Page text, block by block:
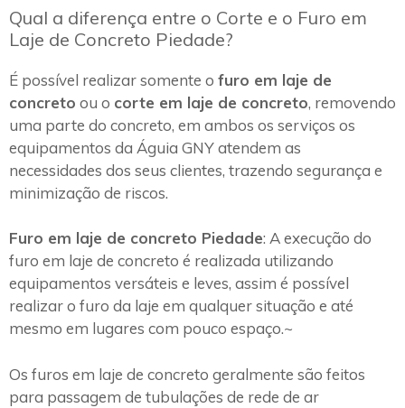
Qual a diferença entre o Corte e o Furo em
Laje de Concreto Piedade?
É possível realizar somente o furo em laje de
concreto ou o corte em laje de concreto, removendo
uma parte do concreto, em ambos os serviços os
equipamentos da Águia GNY atendem as
necessidades dos seus clientes, trazendo segurança e
minimização de riscos.
Furo em laje de concreto Piedade: A execução do
furo em laje de concreto é realizada utilizando
equipamentos versáteis e leves, assim é possível
realizar o furo da laje em qualquer situação e até
mesmo em lugares com pouco espaço.~
Os furos em laje de concreto geralmente são feitos
para passagem de tubulações de rede de ar